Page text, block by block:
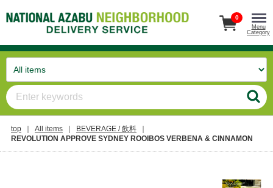
0
Menu
Category
top All items
BEVERAGE / 飲料
REVOLUTION APPROVE SYDNEY ROOIBOS VERBENA & CINNAMON